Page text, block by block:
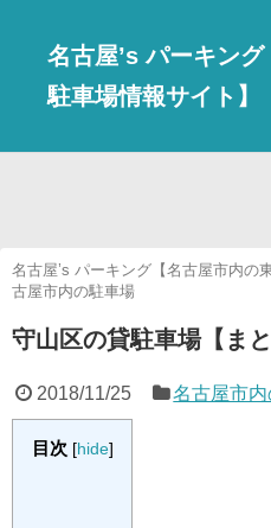
名古屋’s パーキン
駐車場情報サイト】
名古屋’s パーキング【名古屋市内の
古屋市内の駐車場
守山区の貸駐車場【ま
2018/11/25 名古屋市
目次 [hide]